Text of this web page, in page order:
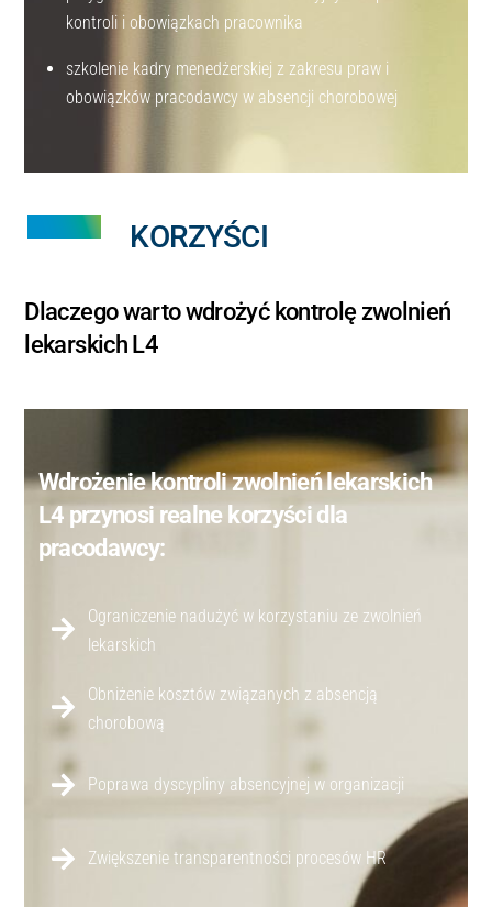
kontroli i obowiązkach pracownika
szkolenie kadry menedżerskiej z zakresu praw i
obowiązków pracodawcy w absencji chorobowej
KORZYŚCI
Dlaczego warto wdrożyć kontrolę zwolnień
lekarskich L4
Wdrożenie kontroli zwolnień lekarskich
L4 przynosi realne korzyści dla
pracodawcy:
Ograniczenie nadużyć w korzystaniu ze zwolnień
lekarskich
Obniżenie kosztów związanych z absencją
chorobową
Poprawa dyscypliny absencyjnej w organizacji
Zwiększenie transparentności procesów HR